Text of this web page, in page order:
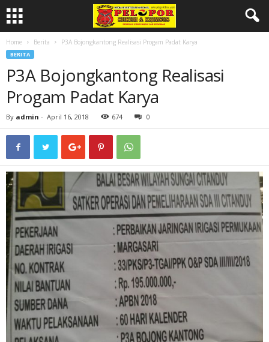
Home Berita P3A Bojongkantong Realisasi Progam Padat Karya
BERITA
P3A Bojongkantong Realisasi
Progam Padat Karya
By admin - April 16, 2018 674 0